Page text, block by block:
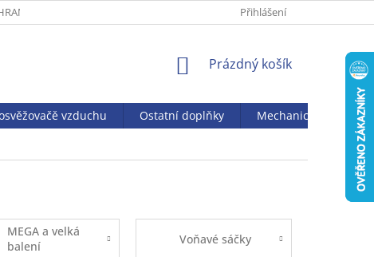
OSOBNÍCH ÚDAJŮ Přihlášení
NÁKUPNÍ
Prázdný košík
vzduchu Ostatní doplňky
Mechanický vysavač
MEGA a velká
balení
Voňavé sáčky